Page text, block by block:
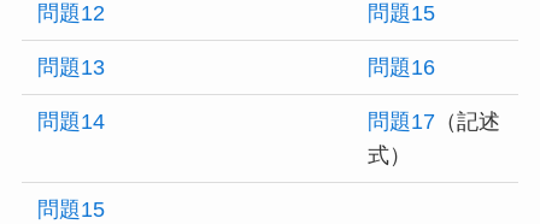
問題12 問題15
問題13 問題16
問題14 問題17 （記述
式）
問題15